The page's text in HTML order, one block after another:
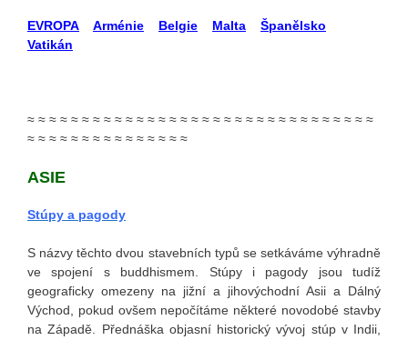
EVROPA Arménie Belgie Malta
Španělsko
Vatikán
≈ ≈ ≈ ≈ ≈ ≈ ≈ ≈ ≈ ≈ ≈ ≈ ≈ ≈ ≈ ≈ ≈ ≈ ≈ ≈ ≈ ≈ ≈ ≈ ≈ ≈ ≈ ≈ ≈ ≈ ≈ ≈
≈ ≈ ≈ ≈ ≈ ≈ ≈ ≈ ≈ ≈ ≈ ≈ ≈ ≈ ≈
ASIE
Stúpy a pagody
S názvy těchto dvou stavebních typů se setkáváme výhradně
ve spojení s buddhismem. Stúpy i pagody jsou tudíž
geograficky omezeny na jižní a jihovýchodní Asii a Dálný
Východ, pokud ovšem nepočítáme některé novodobé stavby
na Západě. Přednáška objasní historický vývoj stúp v Indii,